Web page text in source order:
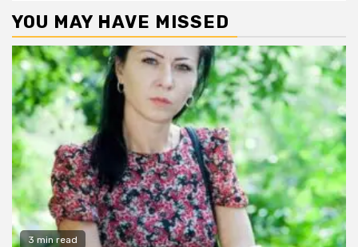
YOU MAY HAVE MISSED
3 min read